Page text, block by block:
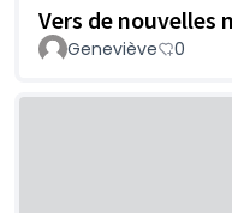
Vers de nouvelles
Geneviève 0